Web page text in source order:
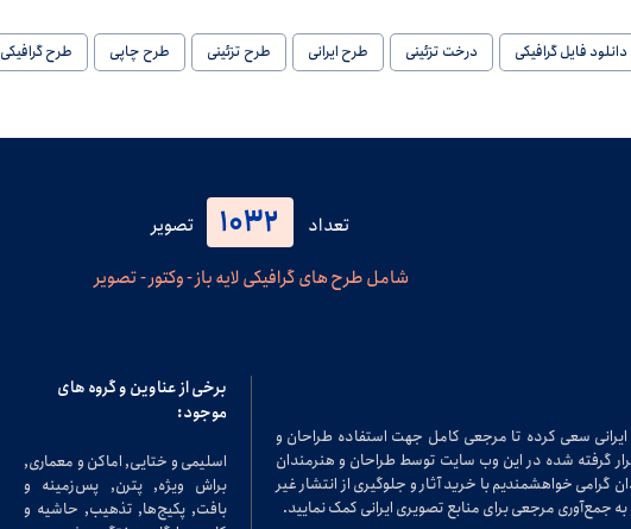
دانلود فایل گرافیکی درخت تزئینی طرح ایرانی طرح تزئینی طرح چاپی طرح گرافیکی
تعداد 1032
تصویر
شامل طرح های گرافیکی لایه باز - وکتور - تصویر
سعی کرده تا مرجعی کامل جهت استفاده طراحان و
قرار گرفته شده در این وب سایت توسط طراحان و هنرمندان
گرامی خواهشمندیم با خرید آثار و جلوگیری از انتشار غیر
جمع‌آوری مرجعی برای منابع تصویری ایرانی کمک نمایید.
برخی از عناوین و گروه های
موجود:
اسلیمی و ختایی, اماکن و معماری,
براش ویژه, پترن, پس‌زمینه و
بافت, پکیج‌ها, تذهیب, حاشیه و